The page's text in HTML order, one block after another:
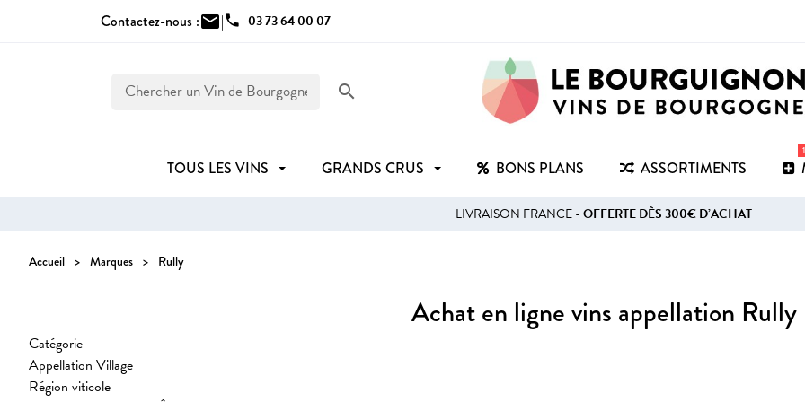
Contactez-nous :mail|phone 03 73 64 00 07
search
TOUS LES VINS GRANDS CRUS BONS PLANS ASSORTIMENTS
LIVRAISON FRANCE -OFFERTE DÈS 300€ D’ACHAT
Accueil Marques Rully
Achat en ligne vins appellation Rully
Catégorie
Appellation Village
Région viticole